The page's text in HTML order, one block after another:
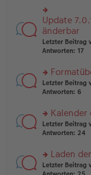
tr
a
g
el
es
e
n
er
tr
a
g
rs
te
r
u
n
el
es
e
B
ei
tr
g
Update
änderbar
Letzter Beitrag
Antworten: 17
rs
te
n
g
el
e
n
er
Letzter Beitrag
Antworten: 6
rs
te
n
g
Kalender
Letzter Beitrag
Antworten: 24
rs
Laden
Letzter Beitrag